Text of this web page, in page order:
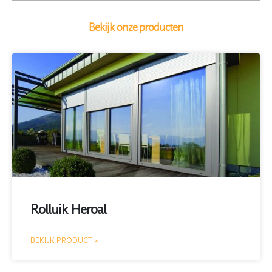
Bekijk onze producten
Rolluik Heroal
BEKIJK PRODUCT »